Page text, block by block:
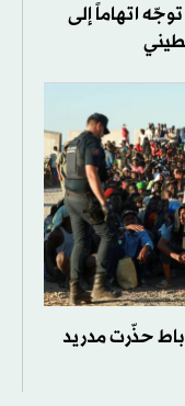
اتهاماً إلى
حذّرت مدريد